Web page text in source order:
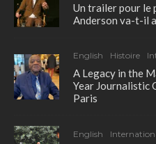
Un trailer pour le
Anderson va-t-il
English Histoire
A Legacy in the
Year Journalistic
Paris
English